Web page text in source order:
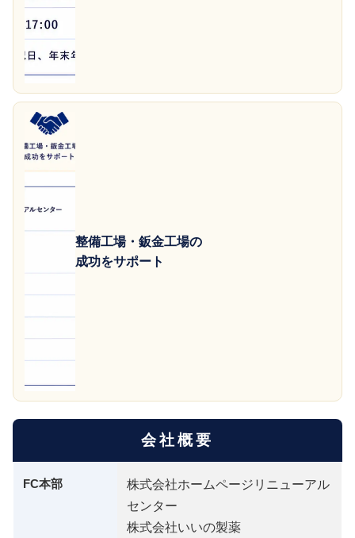
整備工場・鈑金工場の
成功をサポート
会社概要
FC本部
株式会社ホームページリニューアル
センター
株式会社いいの製薬